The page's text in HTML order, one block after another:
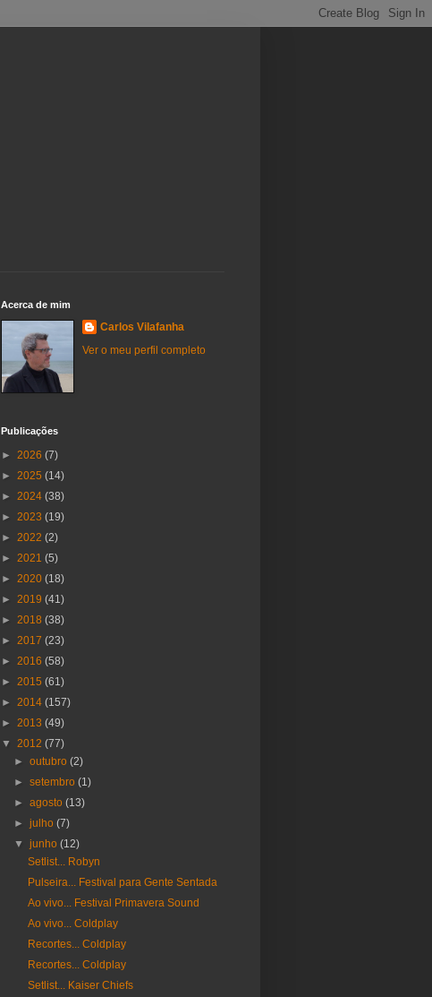
Acerca de mim
Carlos Vilafanha
Ver o meu perfil completo
Publicações
► 2026 (7)
► 2025 (14)
► 2024 (38)
► 2023 (19)
► 2022 (2)
► 2021 (5)
► 2020 (18)
► 2019 (41)
► 2018 (38)
► 2017 (23)
► 2016 (58)
► 2015 (61)
► 2014 (157)
► 2013 (49)
▼ 2012 (77)
►outubro(2)
►setembro(1)
►agosto(13)
►julho(7)
▼junho(12)
Setlist... Robyn
Pulseira... Festival para Gente Sentada
Ao vivo... Festival Primavera Sound
Ao vivo... Coldplay
Recortes... Coldplay
Recortes... Coldplay
Setlist... Kaiser Chiefs